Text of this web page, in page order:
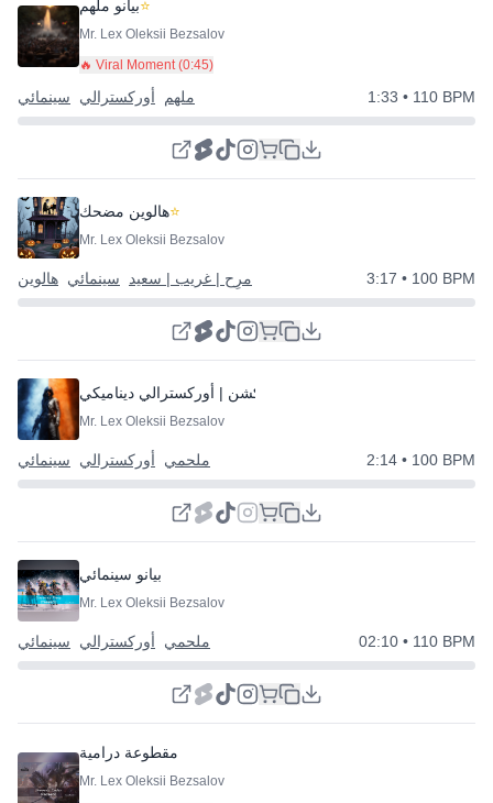
بيانو ملهم⭐
Mr. Lex Oleksii Bezsalov
🔥 Viral Moment (0:45)
سينمائي أوركسترالي ملهم 1:33 • 110 BPM
هالوين مضحك⭐
Mr. Lex Oleksii Bezsalov
هالوين سينمائي مرِح | غريب | سعيد 3:17 • 100 BPM
ملحمي أكشن | أوركسترالي ديناميكي
Mr. Lex Oleksii Bezsalov
سينمائي أوركسترالي ملحمي 2:14 • 100 BPM
بيانو سينمائي
Mr. Lex Oleksii Bezsalov
سينمائي أوركسترالي ملحمي 02:10 • 110 BPM
مقطوعة درامية
Mr. Lex Oleksii Bezsalov